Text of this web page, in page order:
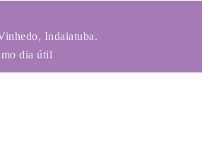
Indaiatuba.
dia útil